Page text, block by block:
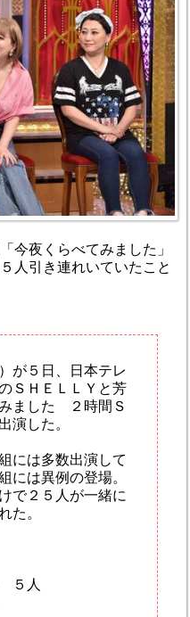
今夜くらべてみました」
人引き連れいていたこと
が５日、日本テレ
ＳＨＥＬＬＹと芳
ました ２時間Ｓ
演した。
には多数出演して
には異例の登場。
で２５人が一緒に
た。
５人